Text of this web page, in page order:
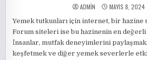
ADMIN MAYIS 8, 2024
Yemek tutkunları için internet, bir hazine
Forum siteleri ise bu hazinenin en değerli
İnsanlar, mutfak deneyimlerini
keşfetmek ve diğer yemek severlerle